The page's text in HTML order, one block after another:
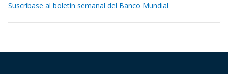
Suscríbase al boletín semanal del Banco Mundial